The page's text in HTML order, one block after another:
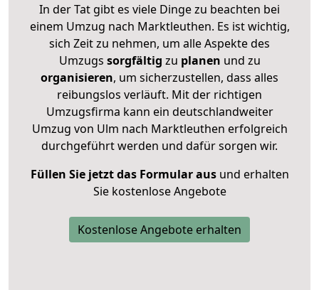
In der Tat gibt es viele Dinge zu beachten bei
einem Umzug nach Marktleuthen. Es ist wichtig,
sich Zeit zu nehmen, um alle Aspekte des
Umzugs sorgfältig zu planen und zu
organisieren, um sicherzustellen, dass alles
reibungslos verläuft. Mit der richtigen
Umzugsfirma kann ein deutschlandweiter
Umzug von Ulm nach Marktleuthen erfolgreich
durchgeführt werden und dafür sorgen wir.
Füllen Sie jetzt das Formular ausund erhalten
Sie kostenlose Angebote
Kostenlose Angebote erhalten